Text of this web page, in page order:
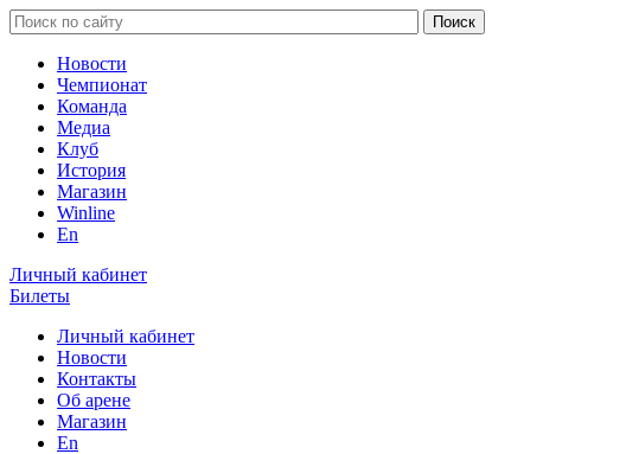
Новости
Чемпионат
Команда
Медиа
Клуб
История
Магазин
Winline
En
Личный кабинет
Билеты
Личный кабинет
Новости
Контакты
Об арене
Магазин
En